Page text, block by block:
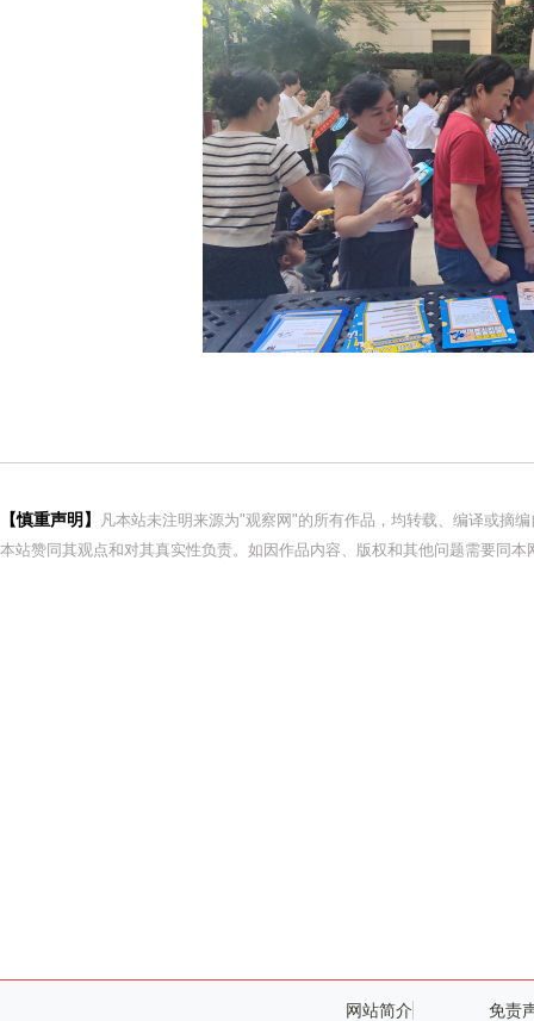
【慎重声明】
凡本站未注明来源为"观察网"的所有作品，均转载、编译或摘
本站赞同其观点和对其真实性负责。如因作品内容、版权和其他问题需要同本
网站简介 免责